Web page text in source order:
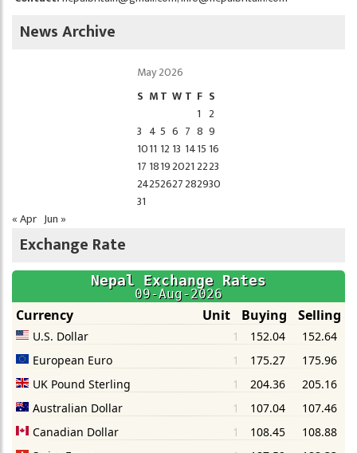
News Archive
May 2026
S MT W T F S
1 2
3 4 5 6 7 8 9
1011 12 13 1415 16
17 181920212223
24252627282930
31
« Apr Jun »
Exchange Rate